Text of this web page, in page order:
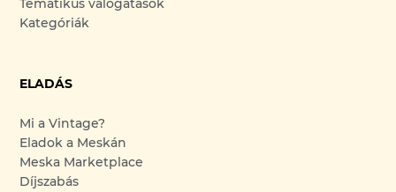
Tematikus válogatások
Kategóriák
ELADÁS
Mi a Vintage?
Eladok a Meskán
Meska Marketplace
Díjszabás